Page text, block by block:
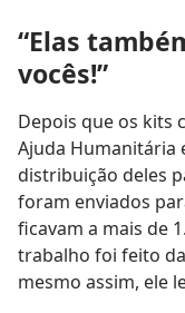
“Elas
vocês!”
Depois que os kits
Ajuda Humanitária
distribuição deles
foram enviados
ficavam a mais de
trabalho foi feito
mesmo assim, ele